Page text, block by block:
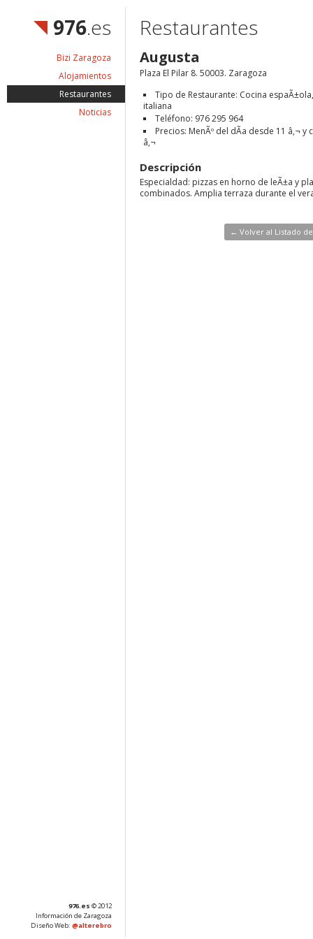
976.es
Bizi Zaragoza
Alojamientos
Restaurantes
Noticias
Restaurantes
Augusta
Plaza El Pilar 8. 50003. Zaragoza
Tipo de Restaurante: Cocina
italiana
Teléfono: 976 295 964
Precios: MenÃº del dÃ­a desde 11 â‚¬ y
â‚¬
Descripción
Especialdad: pizzas en horno de leÃ±a y
combinados. Amplia terraza durante el
← Volver al Listado
976.es © 2012
Información de Zaragoza
Diseño Web: @alterebro